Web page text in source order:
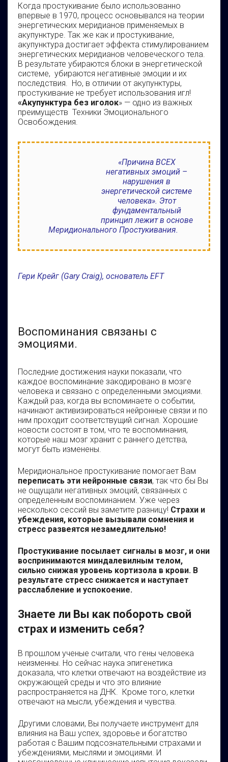
Когда простукивание было использованно
впервые в 1970, процесс основывался на теории
энергетических меридианов применяемых в
акупунктуре. Так же как и простукивание,
акупунктура достигает эффекта стимулированием
энергетических меридианов человеческого тела.
В результате убираются блоки в энергетической
системе, убираются негативные эмоции и их
последствия. Но, в отличии от акупунктуры,
простукивание не требует использования игл!
«Акупунктура без иголок» — одно из важных
преимуществ Техники Эмоционального
Освобождения.
«Причина ВСЕХ
негативных эмоций –
нарушения в
энергетической системе
человека». Этот
фундаментальный
принцип лежит в основе
Меридионального Простукивания.
Гери Крейг (Gary Craig), основатель EFT
Воспоминания связаны с
эмоциями.
Последние достижения науки показали, что
каждое воспоминание закодировано в мозге
человека и связано с определенными эмоциями.
Каждый раз, когда вы вспоминаете о событии,
начинают активизироваться нейронные связи и по
ним проходит соответствущий сигнал. Хорошие
новости состоят в том, что те воспоминания,
которые наш мозг хранит с раннего детства,
могут быть изменены.
Меридиональное простукивание помогает Вам
переписать эти нейронные связи, так что бы Вы
не ощущали негативных эмоций, связанных с
определенным воспоминанием. Уже через
несколько сессий вы заметите разницу! Страхи и
убеждения, которые вызывали сомнения и
стресс развеятся незамедлительно!
Простукивание посылает сигналы в мозг, и они
воспринимаются миндалевилным телом,
сильно снижая уровень кортизола в крови. В
результате стресс снижается и наступает
расслабление и успокоение.
Знаете ли Вы как побороть свой
страх и изменить себя?
В прошлом ученые считали, что гены человека
неизменны. Но сейчас наука эпигенетика
доказала, что клетки отвечают на воздействие из
окружающей среды и что это влияние
распространяется на ДНК. Кроме того, клетки
отвечают на мысли, убеждения и чувства.
Другими словами, Вы получаете инструмент для
влияния на Ваш успех, здоровье и богатство
работая с Вашим подсознательными страхами и
убеждениями, мыслями и эмоциями. И